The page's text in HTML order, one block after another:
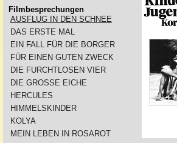
Filmbesprechungen
AUSFLUG IN DEN SCHNEE
DAS ERSTE MAL
EIN FALL FÜR DIE BORGER
FÜR EINEN GUTEN ZWECK
DIE FURCHTLOSEN VIER
DIE GROSSE EICHE
HERCULES
HIMMELSKINDER
KOLYA
MEIN LEBEN IN ROSAROT